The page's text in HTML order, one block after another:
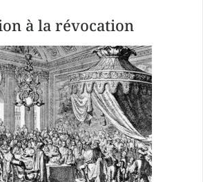
à la révocation